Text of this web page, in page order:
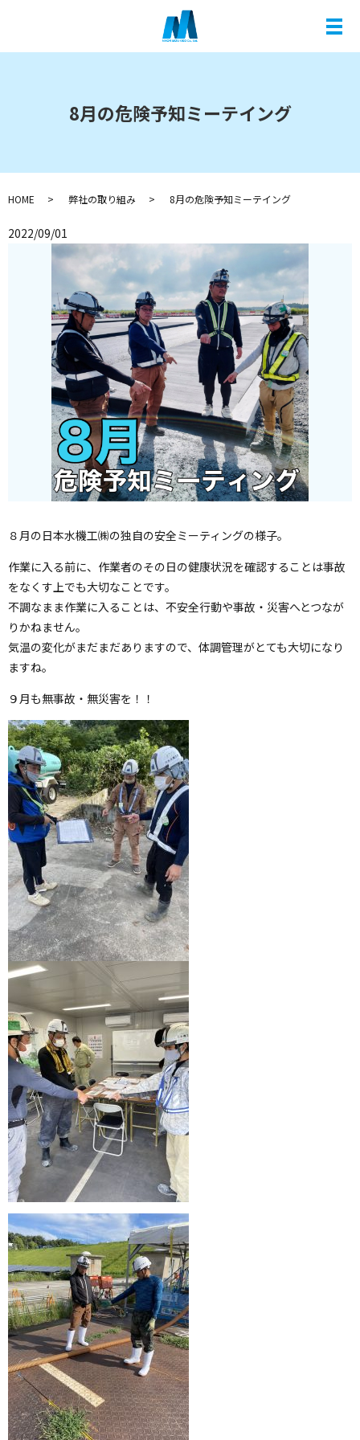
メ
8月の危険予知ミーテイング
HOME 弊社の取り組み 8月の危険予知ミーテイング
2022/09/01
８月の日本水機工㈱の独自の安全ミーティングの様子。
作業に入る前に、作業者のその日の健康状況を確認することは事故
をなくす上でも大切なことです。
不調なまま作業に入ることは、不安全行動や事故・災害へとつなが
りかねません。
気温の変化がまだまだありますので、体調管理がとても大切になり
ますね。
９月も無事故・無災害を！！